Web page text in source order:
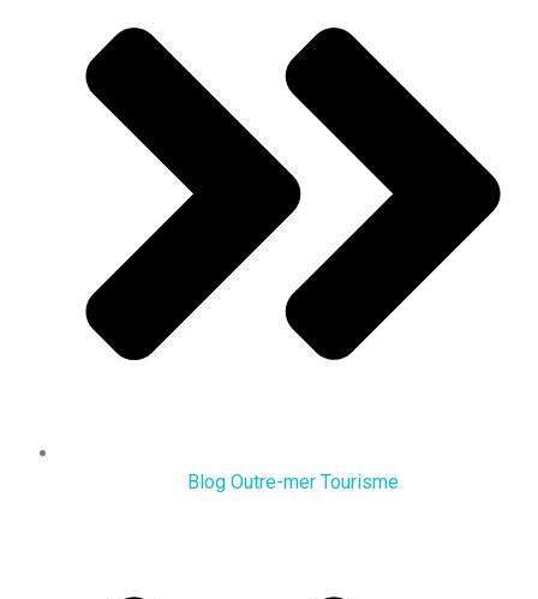
Blog Outre-mer Tourisme